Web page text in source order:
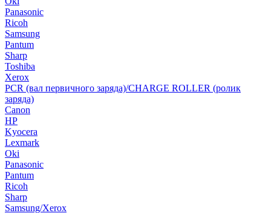
Panasonic
Ricoh
Samsung
Pantum
Sharp
Toshiba
Xerox
PCR (вал первичного заряда)/CHARGE ROLLER (ролик
заряда)
Canon
HP
Kyocera
Lexmark
Oki
Panasonic
Pantum
Ricoh
Sharp
Samsung/Xerox